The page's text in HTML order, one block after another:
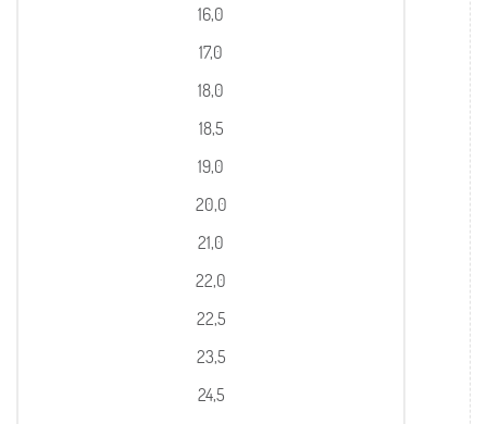
16,0
17,0
18,0
18,5
19,0
20,0
21,0
22,0
22,5
23,5
24,5